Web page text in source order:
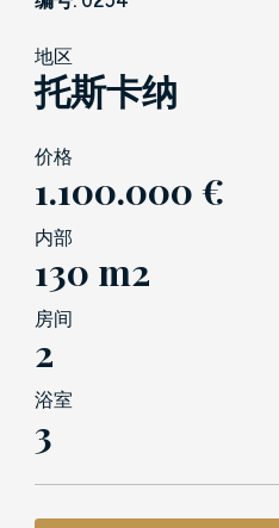
地区
托斯卡纳
价格
1.100.000 €
内部
130 m2
房间
2
浴室
3